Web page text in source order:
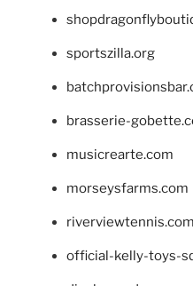
sportszilla.org
brasserie-
musicrearte.com
morseysfarms.com
riverviewtennis.com
official-kelly-toys-